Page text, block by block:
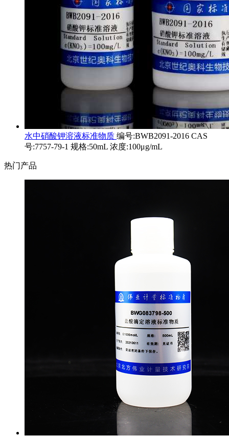
水中硝酸钾溶液标准物质 编号:BWB2091-2016 CAS
号:7757-79-1 规格:50mL 浓度:100μg/mL
热门产品